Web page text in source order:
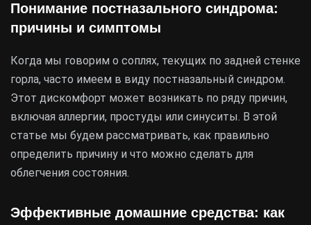
Понимание постназального синдрома:
причины и симптомы
Когда мы говорим о соплях, текущих по задней стенке
горла, часто имеем в виду постназальный синдром.
Этот дискомфорт может возникать по ряду причин,
включая аллергии, простуды или синуситы. В этой
статье мы будем рассматривать, как правильно
определить причину и что можно сделать для
облегчения состояния.
Эффективные домашние средства: как